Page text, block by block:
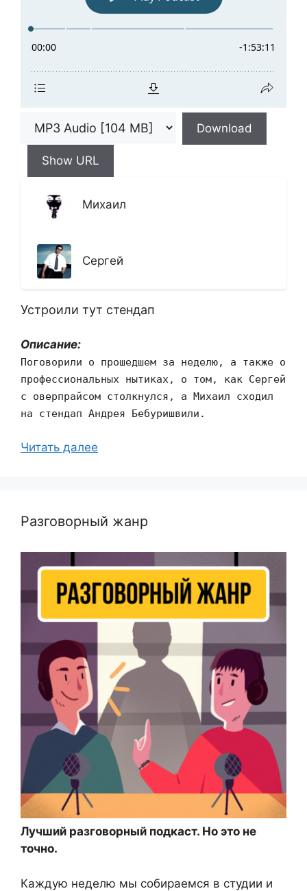
Download
Show URL
Михаил
Сергей
Устроили тут стендап
Описание:
Поговорили о прошедшем за неделю, а также о
профессиональных нытиках, о том, как Сергей
с оверпрайсом столкнулся, а Михаил сходил
на стендап Андрея Бебуришвили.
Читать далее
Разговорный жанр
Лучший разговорный подкаст. Но это не
точно.
Каждую неделю мы собираемся в студии и